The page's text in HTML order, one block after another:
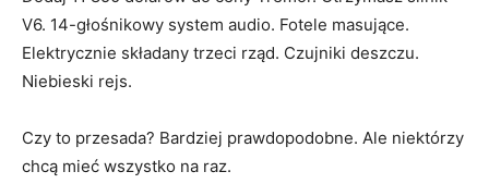
V6. 14-głośnikowy system audio. Fotele masujące.
Elektrycznie składany trzeci rząd. Czujniki deszczu.
Niebieski rejs.
Czy to przesada? Bardziej prawdopodobne. Ale niektórzy
chcą mieć wszystko na raz.